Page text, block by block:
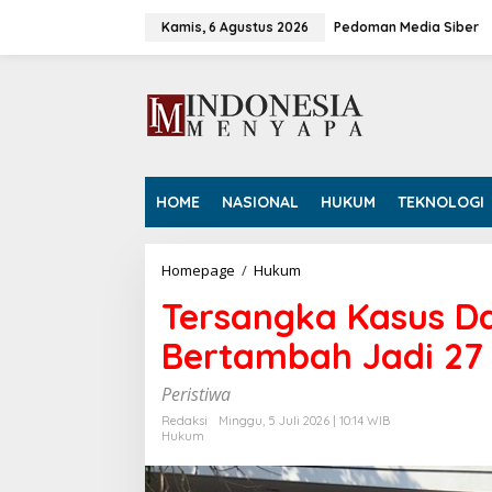
Kamis, 6 Agustus 2026 Pedoman Media Siber
HOME NASIONAL HUKUM TEKNOLOGI
Homepage / Hukum
r
s
a
n
a
a
s
Tersangka Kasus
Bertambah Jadi
Peristiwa
Redaksi
Minggu, 5 Juli 2026 | 10:14 WIB
Hukum